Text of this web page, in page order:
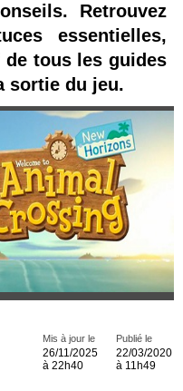
Retrouvez
essentielles,
tous les guides
sortie du jeu.
Publié le
22/03/2020
à 11h49
Mis à jour le
26/11/2025
à 22h40